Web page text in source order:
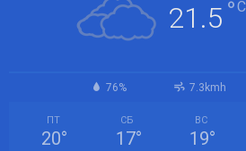
21.5 °C
76% 7.3kmh
ПТ
20°
СБ
17°
ВС
19°